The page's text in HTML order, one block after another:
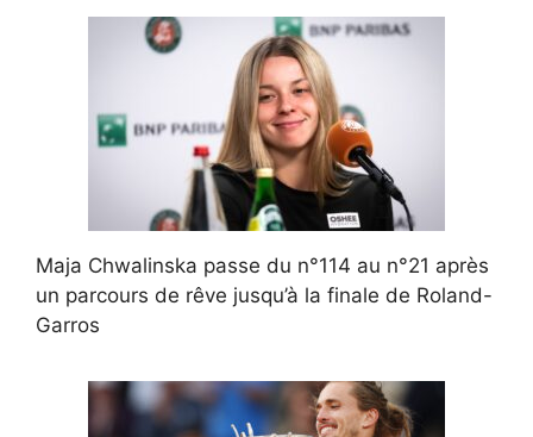
Maja Chwalinska passe du n°114 au n°21 après
un parcours de rêve jusqu’à la finale de Roland-
Garros